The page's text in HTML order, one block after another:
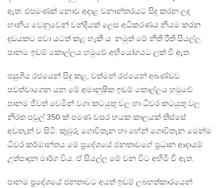
ඇත. එපමණක් නොව අදාළ වනාන්තරයට සිදු කරන ලද
හානිය වෙනුවෙන් වන්දියක් ලෙස අධිකරණය නියම කරන
දඩයකට පවා යටත් කළ හැකි ය. නමුත් මේ නීති රීති සියල්ල
පානම ඉඩම් කොල්ලය හමුවේ අභියෝගයට ලක් වී ඇත.
පසුගිය රජයෙන් සිදු කළ, වත්මන් රජයෙන් අඛණ්ඩව
පවත්වාගෙන යන මේ අමානුෂික ඉඩම් කොල්ලය හමුවේ
පානම ජීවත් වෙමින් වගා කටයුතු වල හා ධීවර කටයුතු වල
නිරත පවුල් 350 ක් පමණ වසර හයක කාලයක් තිස්සේ
අවතැන් ව සිටී. කුඹුරු ගොවිතැන හා හේන් ගොවිතැන මෙන්ම
ධීවර කර්මාන්තය මේ ප‍්‍රදේශයේ ජනතාවගේ ප‍්‍රධාන ආදායම්
උත්පාදන මාර්ග විය. ඒ සියල්ල මේ වන විට අහිමි වී ඇත.
පානම ප‍්‍රදේශයේ ජනතාවට අයත් ඉඩම් ලබහත්කාරයෙන්